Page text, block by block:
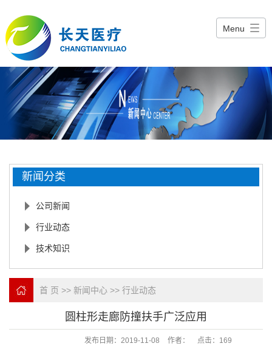
Menu
新闻分类
公司新闻
行业动态
技术知识
首 页 >> 新闻中心 >> 行业动态
圆柱形走廊防撞扶手广泛应用
发布日期： 2019-11-08 作者： 点击： 169